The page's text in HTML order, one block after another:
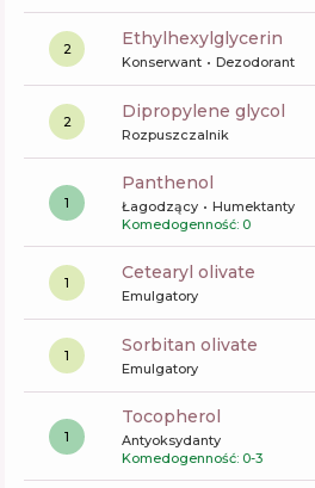
2 ethylhexylglycerin
Konserwant Dezodorant
2 dipropylene glycol
Rozpuszczalnik
1
panthenol
Łagodzący
Humektanty
Komedogenność: 0
1 cetearyl olivate
Emulgatory
1 sorbitan olivate
Emulgatory
1
tocopherol
Antyoksydanty
Komedogenność: 0-3